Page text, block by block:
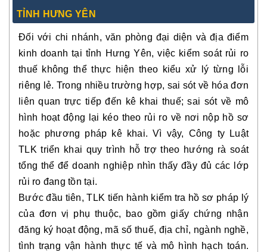
TỈNH HƯNG YÊN
Đối với chi nhánh, văn phòng đại diện và địa điểm
kinh doanh tại tỉnh Hưng Yên, việc kiểm soát rủi ro
thuế không thể thực hiện theo kiểu xử lý từng lỗi
riêng lẻ. Trong nhiều trường hợp, sai sót về hóa đơn
liên quan trực tiếp đến kê khai thuế; sai sót về mô
hình hoạt động lại kéo theo rủi ro về nơi nộp hồ sơ
hoặc phương pháp kê khai. Vì vậy, Công ty Luật
TLK triển khai quy trình hỗ trợ theo hướng rà soát
tổng thể để doanh nghiệp nhìn thấy đầy đủ các lớp
rủi ro đang tồn tại.
Bước đầu tiên, TLK tiến hành kiểm tra hồ sơ pháp lý
của đơn vị phụ thuộc, bao gồm giấy chứng nhận
đăng ký hoạt động, mã số thuế, địa chỉ, ngành nghề,
tình trạng vận hành thực tế và mô hình hạch toán.